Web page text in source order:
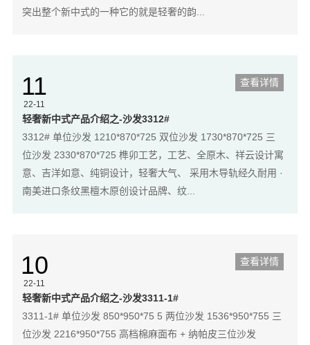
突出整个新中式的一种它的就是轻奢的韵...
查看详情
11
22-11
轻奢新中式产品介绍之-沙发3312#
3312# 单位沙发 1210*870*725 双位沙发 1730*870*725 三
位沙发 2330*870*725 榫卯工艺，工艺、全原木、祥云设计寓
意、吉洋如意、纯铜设计，轻奢大气、 采用木导轨经久耐用 ·
南美进口条纹黑檀木原创设计品牌、纹...
查看详情
10
22-11
轻奢新中式产品介绍之-沙发3311-1#
3311-1# 单位沙发 850*950*75 5 两位沙发 1536*950*755 三
位沙发 2216*950*755 高档棉麻面布 + 纳帕皮三位沙发